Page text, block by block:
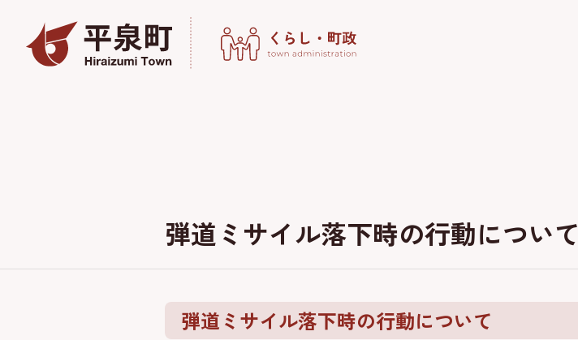
弾道ミサイル落下時の行動について
弾道ミサイル落下時の行動について